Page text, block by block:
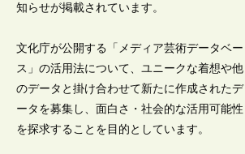
知らせが掲載されています。
文化庁が公開する「メディア芸術データベー
ス」の活用法について、ユニークな着想や他
のデータと掛け合わせて新たに作成されたデ
ータを募集し、面白さ・社会的な活用可能性
を探求することを目的としています。